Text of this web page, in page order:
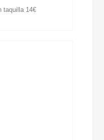
taquilla 14€